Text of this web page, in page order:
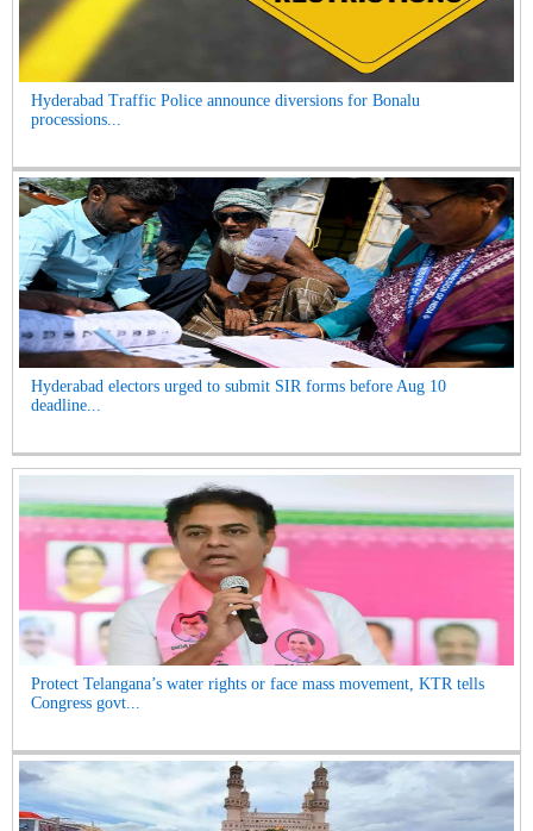
Hyderabad Traffic Police announce diversions for Bonalu
processions...
Hyderabad electors urged to submit SIR forms before Aug 10
deadline...
Protect Telangana’s water rights or face mass movement, KTR tells
Congress govt...